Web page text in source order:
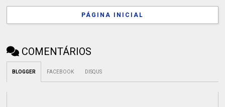
PÁGINA INICIAL
COMENTÁRIOS
BLOGGER FACEBOOK DISQUS